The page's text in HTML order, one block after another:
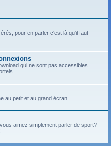
pour en parler c'est là qu'il faut
qui ne sont pas accessibles
au petit et au grand écran
aimez simplement parler de sport?